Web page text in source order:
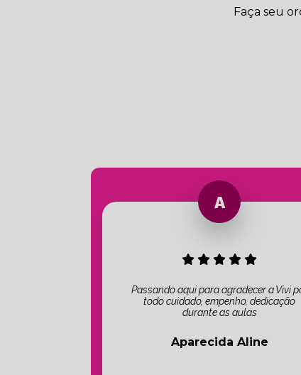
Faça seu
Passando aqui para agradecer a Vivi
todo cuidado, empenho, dedicação
durante as aulas
Aparecida Aline